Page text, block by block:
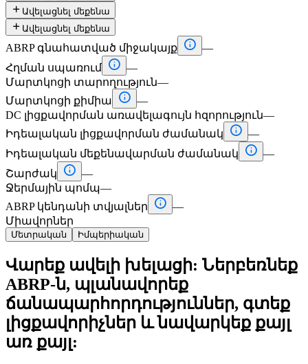
 Ավելացնել մեքենա
 Ավելացնել մեքենա
ABRP գնահատված միջակայք  —
Հղման սպառում  —
Մարտկոցի տարողություն—
Մարտկոցի քիմիա
 —
DC լիցքավորման առավելագույն հզորություն—
Իդեալական լիցքավորման ժամանակ
 —
Իդեալական մեքենավարման ժամանակ
 —
Շարժակ
 —
Ջերմային պոմպ—
ABRP կենդանի տվյալներ
 —
Միավորներ
Մետրական Իմպերիական
Վարեք ավելի խելացի: Ներբեռնեք
ABRP-ն, պլանավորեք
ճանապարհորդություններ, գտեք
լիցքավորիչներ և նավարկեք քայլ
առ քայլ: